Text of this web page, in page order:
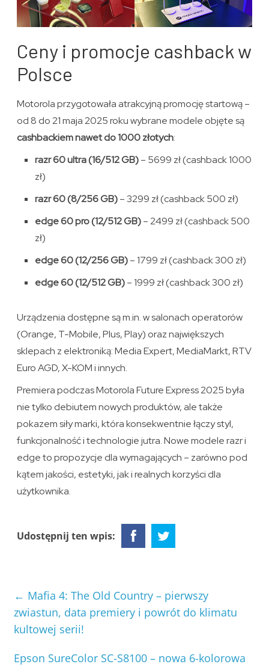
Ceny i promocje cashback w
Polsce
Motorola przygotowała atrakcyjną promocję startową –
od 8 do 21 maja 2025 roku wybrane modele objęte są
cashbackiem nawet do 1000 złotych:
razr 60 ultra (16/512 GB)– 5699 zł (cashback 1000
zł)
razr 60 (8/256 GB)– 3299 zł (cashback 500 zł)
edge 60 pro (12/512 GB)– 2499 zł (cashback 500
zł)
edge 60 (12/256 GB)– 1799 zł (cashback 300 zł)
edge 60 (12/512 GB)– 1999 zł (cashback 300 zł)
Urządzenia dostępne są m.in. w salonach operatorów
(Orange, T-Mobile, Plus, Play) oraz największych
sklepach z elektroniką: Media Expert, MediaMarkt, RTV
Euro AGD, X-KOM i innych.
Premiera podczas Motorola Future Express 2025 była
nie tylko debiutem nowych produktów, ale także
pokazem siły marki, która konsekwentnie łączy styl,
funkcjonalność i technologie jutra. Nowe modele razr i
edge to propozycje dla wymagających – zarówno pod
kątem jakości, estetyki, jak i realnych korzyści dla
użytkownika.
Udostępnij ten wpis:
← Mafia 4: The Old Country – pierwszy
zwiastun, data premiery i powrót do klimatu
kultowej serii!
Epson SureColor SC-S8100 – nowa 6-kolorowa